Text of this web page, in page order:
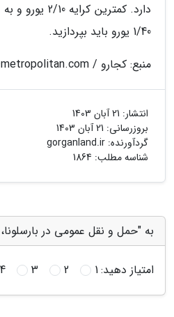
1/40 یورو باید بپردازید.
منبع: کجارو / barcelona-metropolitan.com
انتشار: 21 آبان 1403
بروزرسانی: 21 آبان 1403
گردآورنده: gorganland.ir
شناسه مطلب: 1864
به "حمل و نقل عمومی در بارسلونا،
امتیاز دهید:1
2
3
4